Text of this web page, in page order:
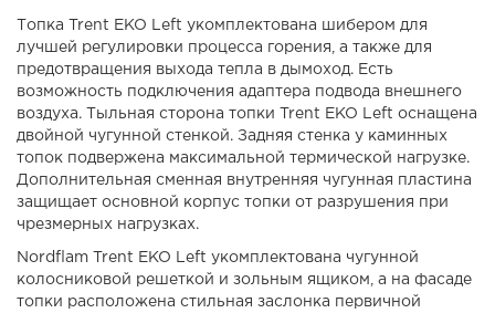
Топка Trent EKO Left укомплектована шибером для
лучшей регулировки процесса горения, а также для
предотвращения выхода тепла в дымоход. Есть
возможность подключения адаптера подвода внешнего
воздуха. Тыльная сторона топки Trent EKO Left оснащена
двойной чугунной стенкой. Задняя стенка у каминных
топок подвержена максимальной термической нагрузке.
Дополнительная сменная внутренняя чугунная пластина
защищает основной корпус топки от разрушения при
чрезмерных нагрузках.
Nordflam Trent EKO Left укомплектована чугунной
колосниковой решеткой и зольным ящиком, а на фасаде
топки расположена стильная заслонка первичной